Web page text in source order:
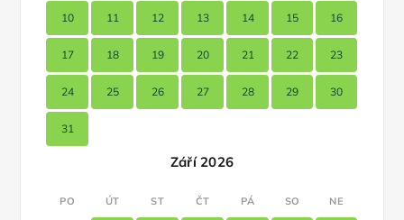
10 11 12 13 14 15 16
17 18 19 20 21 22 23
24 25 26 27 28 29 30
31
Září 2026
PO ÚT ST ČT PÁ SO NE